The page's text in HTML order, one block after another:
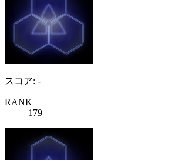
スコア: -
RANK
179